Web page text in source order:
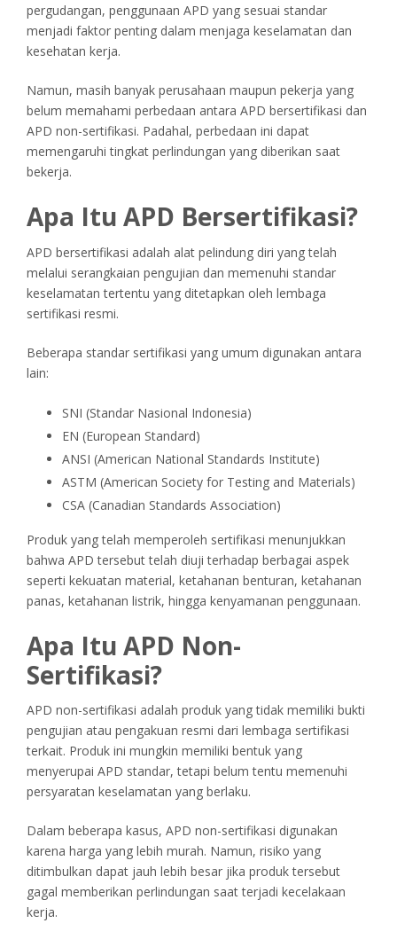
pergudangan, penggunaan APD yang sesuai standar
menjadi faktor penting dalam menjaga keselamatan dan
kesehatan kerja.
Namun, masih banyak perusahaan maupun pekerja yang
belum memahami perbedaan antara APD bersertifikasi dan
APD non-sertifikasi. Padahal, perbedaan ini dapat
memengaruhi tingkat perlindungan yang diberikan saat
bekerja.
Apa Itu APD Bersertifikasi?
APD bersertifikasi adalah alat pelindung diri yang telah
melalui serangkaian pengujian dan memenuhi standar
keselamatan tertentu yang ditetapkan oleh lembaga
sertifikasi resmi.
Beberapa standar sertifikasi yang umum digunakan antara
lain:
SNI (Standar Nasional Indonesia)
EN (European Standard)
ANSI (American National Standards Institute)
ASTM (American Society for Testing and Materials)
CSA (Canadian Standards Association)
Produk yang telah memperoleh sertifikasi menunjukkan
bahwa APD tersebut telah diuji terhadap berbagai aspek
seperti kekuatan material, ketahanan benturan, ketahanan
panas, ketahanan listrik, hingga kenyamanan penggunaan.
Apa Itu APD Non-
Sertifikasi?
APD non-sertifikasi adalah produk yang tidak memiliki bukti
pengujian atau pengakuan resmi dari lembaga sertifikasi
terkait. Produk ini mungkin memiliki bentuk yang
menyerupai APD standar, tetapi belum tentu memenuhi
persyaratan keselamatan yang berlaku.
Dalam beberapa kasus, APD non-sertifikasi digunakan
karena harga yang lebih murah. Namun, risiko yang
ditimbulkan dapat jauh lebih besar jika produk tersebut
gagal memberikan perlindungan saat terjadi kecelakaan
kerja.